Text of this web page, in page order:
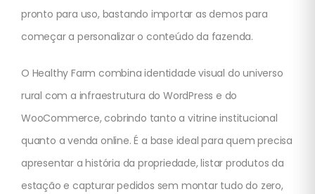
pronto para uso, bastando importar as demos para
começar a personalizar o conteúdo da fazenda.
O Healthy Farm combina identidade visual do universo
rural com a infraestrutura do WordPress e do
WooCommerce, cobrindo tanto a vitrine institucional
quanto a venda online. É a base ideal para quem precisa
apresentar a história da propriedade, listar produtos da
estação e capturar pedidos sem montar tudo do zero,